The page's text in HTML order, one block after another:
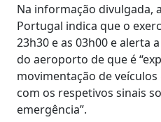
Na informação divulgada,
Portugal indica que o
23h30 e as 03h00 e alerta
do aeroporto de que é
movimentação de
com os respetivos sinais
emergência”.